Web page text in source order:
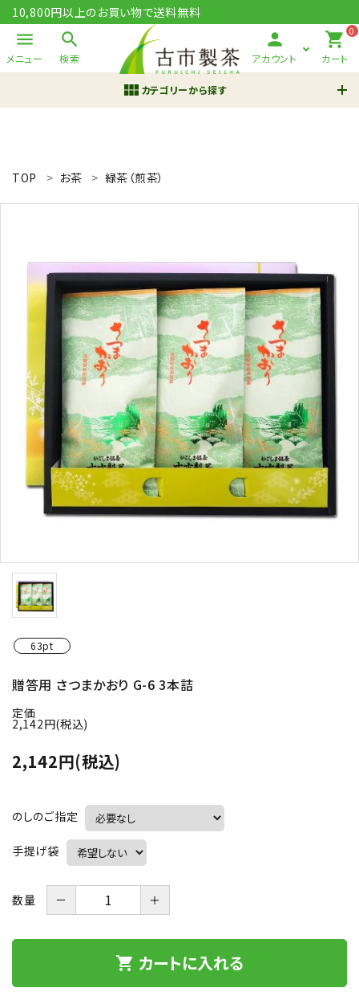
10,800円以上のお買い物で送料無料
menu
メニュー
search
検索
person
アカウント
0
shopping_cart
カート
view_module カテゴリーから探す
meeting_room ログイン person 新規会員登録
鹿児島茶 さつまかおり
知覧茶
翠の雫
有機栽培 ギフト
新規会員登録で200pt進呈
お茶の種類から探す
シリーズで探す
ギフト
予算で探す
コンテンツ
プライバシーポリシー
TOP お茶 緑茶（煎茶）
63pt
贈答用 さつまかおり G-6 3本詰
定価
2,142円(税込)
2,142円(税込)
のしのご指定
手提げ袋
数量 － ＋
shopping_cart カートに入れる